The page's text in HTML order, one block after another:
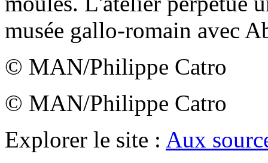
musée gallo-romain avec
© MAN/Philippe Catro
© MAN/Philippe Catro
Explorer le site : Aux